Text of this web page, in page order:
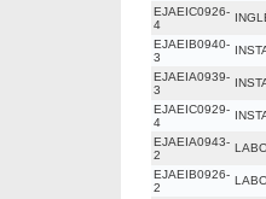
EJAEIC0926-
4
EJAEIB0940-
3
EJAEIA0939-
3
EJAEIC0929-
4
EJAEIA0943-
2
EJAEIB0926-
2